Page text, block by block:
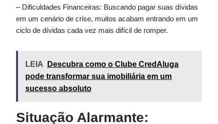
– Dificuldades Financeiras: Buscando pagar suas dívidas
em um cenário de crise, muitos acabam entrando em um
ciclo de dívidas cada vez mais difícil de romper.
LEIA
Descubra como o Clube CredAluga
pode transformar sua imobiliária em um
sucesso absoluto
Situação Alarmante: